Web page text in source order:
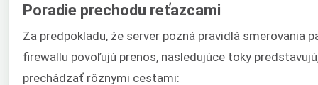
Poradie prechodu reťazcami
Za predpokladu, že server pozná pravidlá smerovania
firewallu povoľujú prenos, nasledujúce toky
prechádzať rôznymi cestami: